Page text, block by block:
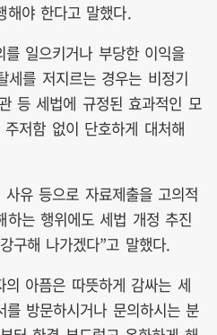
해야 한다고 말했다.
일으키거나 부당한 이익을
세를 저지르는 경우는 비정기
등 세법에 규정된 효과적인 모
저함 없이 단호하게 대처해
유 등으로 자료제출을 고의적
하는 행위에도 세법 개정 추진
구해 나가겠다”고 말했다.
아픔은 따뜻하게 감싸는 세
를 방문하시거나 문의하시는 분